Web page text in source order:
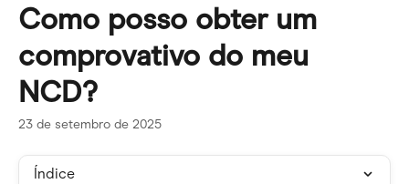
Como posso obter um
comprovativo do meu
NCD?
23 de setembro de 2025
Índice